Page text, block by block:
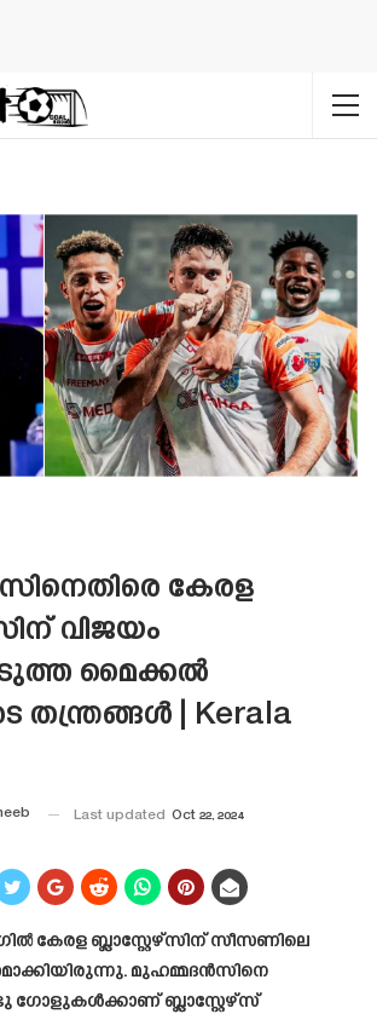
കേരള
വിജയം
മൈക്കല്‍
തന്ത്രങ്ങൾ | Kerala
Last updated Oct 22, 2024
കേരള ബ്ലാസ്റ്റേഴ്സിന് സീസണിലെ
മുഹമ്മദന്‍സിനെ
ഗോളുകള്‍ക്കാണ് ബ്ലാസ്റ്റേഴ്സ്